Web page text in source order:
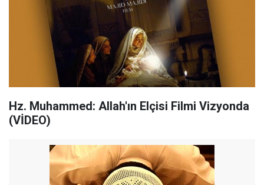
Hz. Muhammed: Allah'ın Elçisi Filmi Vizyonda
(VİDEO)